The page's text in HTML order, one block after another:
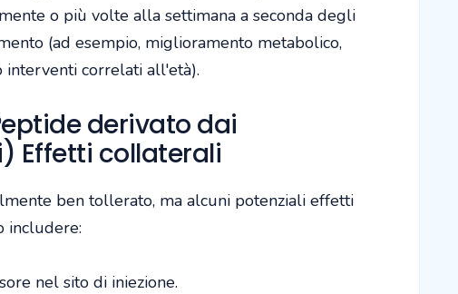
o più volte alla settimana a seconda degli
(ad esempio, miglioramento metabolico,
interventi correlati all'età).
derivato dai
Effetti collaterali
ben tollerato, ma alcuni potenziali effetti
includere:
nel sito di iniezione.